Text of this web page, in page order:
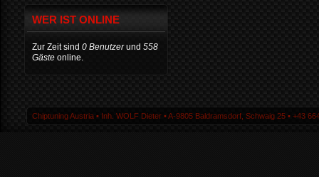
WER IST ONLINE
Zur Zeit sind 0 Benutzerund 558
Gäste online.
Chiptuning Austria ▪ Inh. WOLF Dieter ▪ A-9805 Baldramsdorf, Schwaig 25 ▪ +43